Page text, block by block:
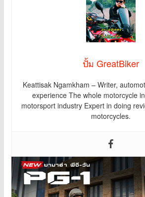
ปั้ม GreatBiker
Keattisak Ngamkham – Writer,
experience The whole motorcycle
motorsport industry Expert in doing
motorcycles.